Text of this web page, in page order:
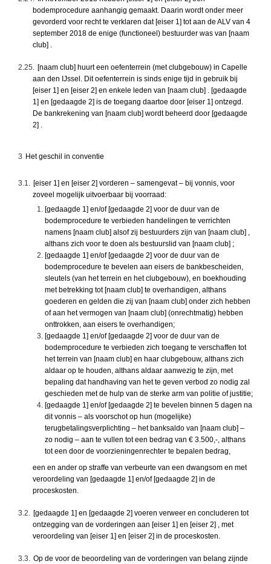
bodemprocedure aanhangig gemaakt. Daarin wordt onder meer
gevorderd voor recht te verklaren dat [eiser 1] tot aan de ALV van 4
september 2018 de enige (functioneel) bestuurder was van [naam
club] .
2.25.
[naam club] huurt een oefenterrein (met clubgebouw) in Capelle
aan den IJssel. Dit oefenterrein is sinds enige tijd in gebruik bij
[eiser 1] en [eiser 2] en enkele leden van [naam club] . [gedaagde
1] en [gedaagde 2] is de toegang daartoe door [eiser 1] ontzegd.
De bankrekening van [naam club] wordt beheerd door [gedaagde
2] .
3 Het geschil in conventie
3.1.
[eiser 1] en [eiser 2] vorderen – samengevat – bij vonnis, voor
zoveel mogelijk uitvoerbaar bij voorraad:
[gedaagde 1] en/of [gedaagde 2] voor de duur van de
bodemprocedure te verbieden handelingen te verrichten
namens [naam club] alsof zij bestuurders zijn van [naam club] ,
althans zich voor te doen als bestuurslid van [naam club] ;
[gedaagde 1] en/of [gedaagde 2] voor de duur van de
bodemprocedure te bevelen aan eisers de bankbescheiden,
sleutels (van het terrein en het clubgebouw), en boekhouding
met betrekking tot [naam club] te overhandigen, althans
goederen en gelden die zij van [naam club] onder zich hebben
of aan het vermogen van [naam club] (onrechtmatig) hebben
onttrokken, aan eisers te overhandigen;
[gedaagde 1] en/of [gedaagde 2] voor de duur van de
bodemprocedure te verbieden zich toegang te verschaffen tot
het terrein van [naam club] en haar clubgebouw, althans zich
aldaar op te houden, althans aldaar aanwezig te zijn, met
bepaling dat handhaving van het te geven verbod zo nodig zal
geschieden met de hulp van de sterke arm van politie of justitie;
[gedaagde 1] en/of [gedaagde 2] te bevelen binnen 5 dagen na
dit vonnis – als voorschot op hun (mogelijke)
terugbetalingsverplichting – het banksaldo van [naam club] –
zo nodig – aan te vullen tot een bedrag van € 3.500,-, althans
tot een door de voorzieningenrechter te bepalen bedrag,
een en ander op straffe van verbeurte van een dwangsom en met
veroordeling van [gedaagde 1] en/of [gedaagde 2] in de
proceskosten.
3.2. [gedaagde 1] en [gedaagde 2] voeren verweer en concluderen tot
ontzegging van de vorderingen aan [eiser 1] en [eiser 2] , met
veroordeling van [eiser 1] en [eiser 2] in de proceskosten.
3.3. Op de voor de beoordeling van de vorderingen van belang zijnde